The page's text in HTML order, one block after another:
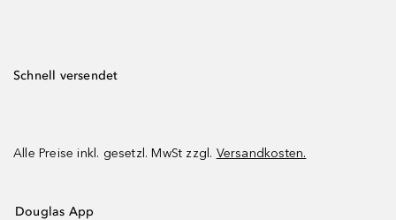
Schnell versendet
Alle Preise inkl. gesetzl. MwSt zzgl. Versandkosten.
Douglas App